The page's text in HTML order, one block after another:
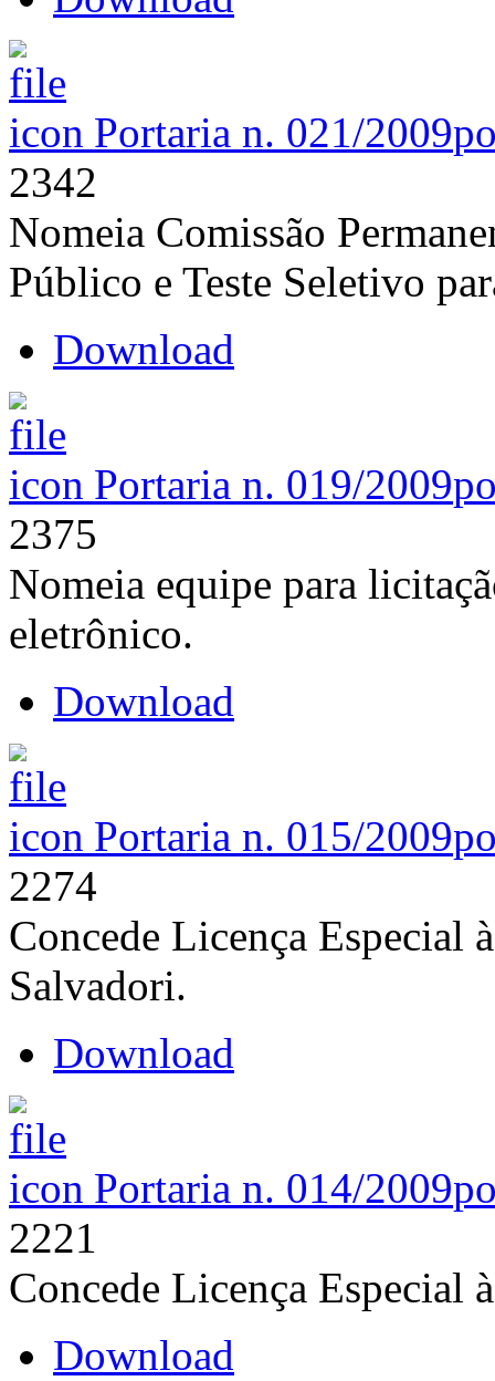
Portaria n. 021/2009
2342
Nomeia Comissão
Público e Teste Seletivo
Download
Portaria n. 019/2009
2375
Nomeia equipe para
eletrônico.
Download
Portaria n. 015/2009
2274
Concede Licença Especial
Salvadori.
Download
Portaria n. 014/2009
2221
Concede Licença Especial
Download